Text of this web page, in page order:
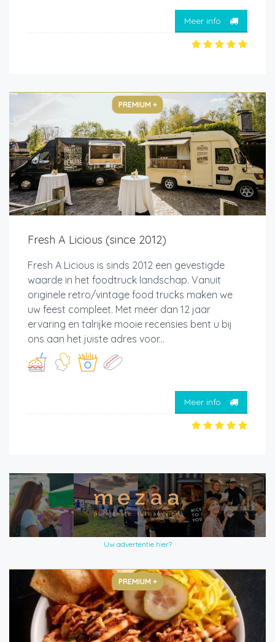
Meer info
PREMIUM +
Fresh A Licious (since 2012)
Fresh A Licious is sinds 2012 een gevestigde
waarde in het foodtruck landschap. Vanuit
originele retro/vintage food trucks maken we
uw feest compleet. Met meer dan 12 jaar
ervaring en talrijke mooie recensies bent u bij
ons aan het juiste adres voor...
Meer info
Uw advertentie hier?
PREMIUM +